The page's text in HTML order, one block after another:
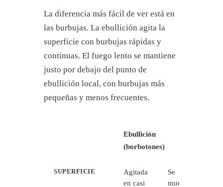
La diferencia más fácil de ver está en
las burbujas. La ebullición agita la
superficie con burbujas rápidas y
continuas. El fuego lento se mantiene
justo por debajo del punto de
ebullición local, con burbujas más
pequeñas y menos frecuentes.
Ebullición
(borbotones)
SUPERFICIE
Agitada
en casi
Se
mueve